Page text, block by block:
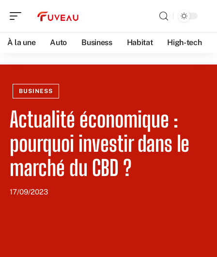
À la une Auto Business Habitat High-tech
BUSINESS
Actualité économique :
pourquoi investir dans le
marché du CBD ?
17/09/2023